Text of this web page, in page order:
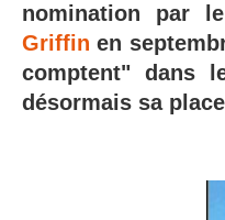
nomination par
Griffin en
comptent" dans
désormais sa